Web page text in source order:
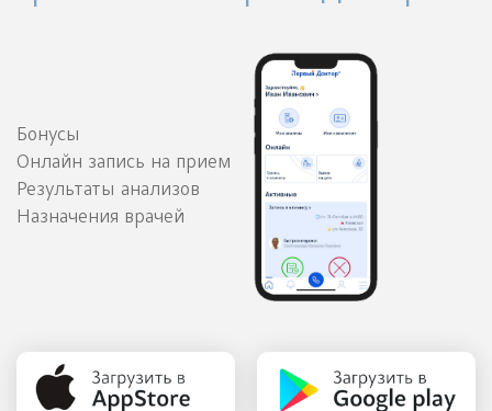
Бонусы
Онлайн запись на прием
Результаты анализов
Назначения врачей